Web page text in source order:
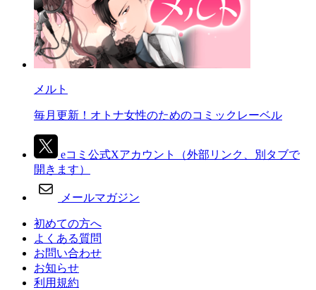
メルト
毎月更新！オトナ女性のためのコミックレーベル
eコミ公式Xアカウント
（外部リンク、別タブで
開きます）
メールマガジン
初めての方へ
よくある質問
お問い合わせ
お知らせ
利用規約